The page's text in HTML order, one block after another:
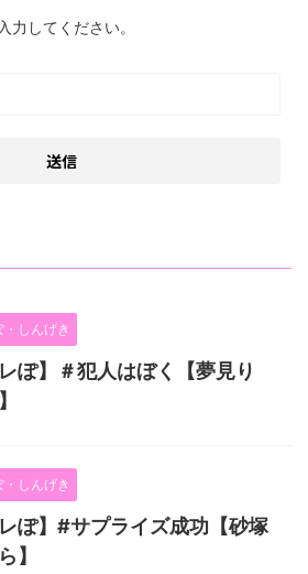
力してください。
・しんげき
レぽ】＃犯人はぼく【夢見り
・しんげき
レぽ】#サプライズ成功【砂塚
】